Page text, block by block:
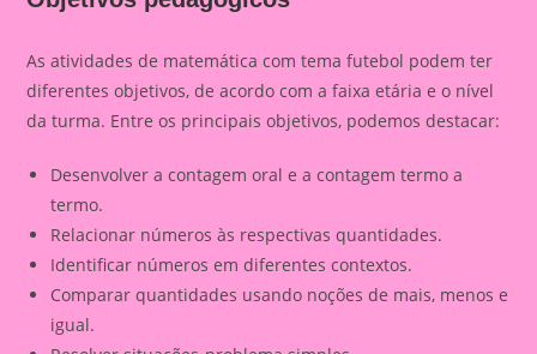
As atividades de matemática com tema futebol podem ter
diferentes objetivos, de acordo com a faixa etária e o nível
da turma. Entre os principais objetivos, podemos destacar:
Desenvolver a contagem oral e a contagem termo a
termo.
Relacionar números às respectivas quantidades.
Identificar números em diferentes contextos.
Comparar quantidades usando noções de mais, menos e
igual.